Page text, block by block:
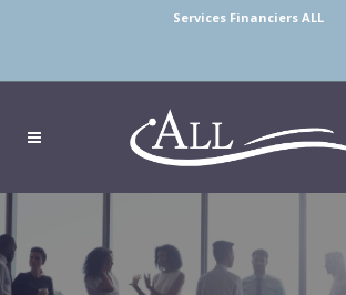
Services Financiers ALL